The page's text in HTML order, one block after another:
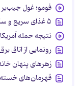
فومو؛ غول
۵ غذای سریع و سالم برای طبیعت‌گردی
نتیجه حمله
رونمایی از اتاق
زهرهای پنهان
قهرمان‌های خسته